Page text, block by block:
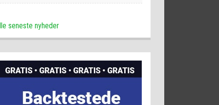
seneste nyheder